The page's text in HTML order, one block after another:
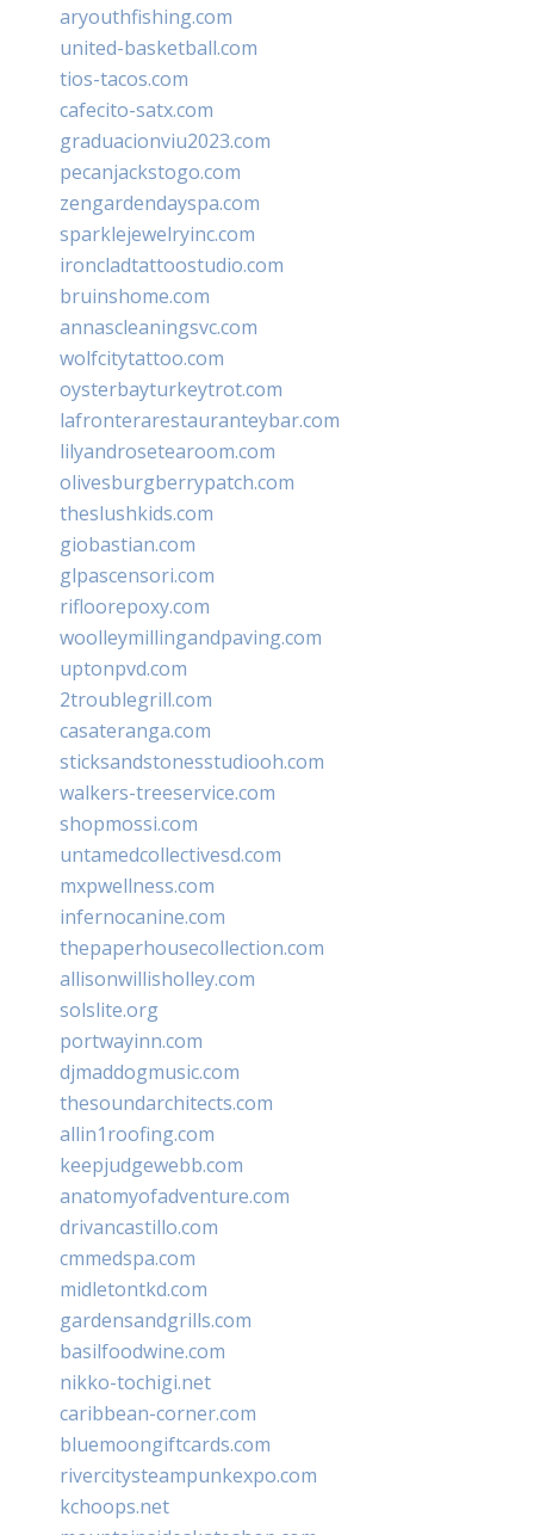
aryouthfishing.com
united-basketball.com
tios-tacos.com
cafecito-satx.com
graduacionviu2023.com
pecanjackstogo.com
zengardendayspa.com
sparklejewelryinc.com
ironcladtattoostudio.com
bruinshome.com
annascleaningsvc.com
wolfcitytattoo.com
oysterbayturkeytrot.com
lafronterarestauranteybar.com
lilyandrosetearoom.com
olivesburgberrypatch.com
theslushkids.com
giobastian.com
glpascensori.com
rifloorepoxy.com
woolleymillingandpaving.com
uptonpvd.com
2troublegrill.com
casateranga.com
sticksandstonesstudiooh.com
walkers-treeservice.com
shopmossi.com
untamedcollectivesd.com
mxpwellness.com
infernocanine.com
thepaperhousecollection.com
allisonwillisholley.com
solslite.org
portwayinn.com
djmaddogmusic.com
thesoundarchitects.com
allin1roofing.com
keepjudgewebb.com
anatomyofadventure.com
drivancastillo.com
cmmedspa.com
midletontkd.com
gardensandgrills.com
basilfoodwine.com
nikko-tochigi.net
caribbean-corner.com
bluemoongiftcards.com
rivercitysteampunkexpo.com
kchoops.net